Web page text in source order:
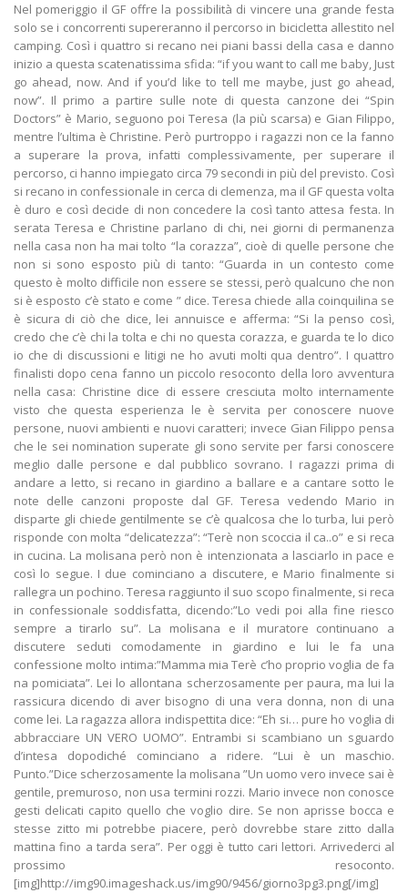
Nel pomeriggio il GF offre la possibilità di vincere una grande festa
solo se i concorrenti supereranno il percorso in bicicletta allestito nel
camping. Così i quattro si recano nei piani bassi della casa e danno
inizio a questa scatenatissima sfida: “if you want to call me baby, Just
go ahead, now. And if you’d like to tell me maybe, just go ahead,
now”. Il primo a partire sulle note di questa canzone dei “Spin
Doctors” è Mario, seguono poi Teresa (la più scarsa) e Gian Filippo,
mentre l’ultima è Christine. Però purtroppo i ragazzi non ce la fanno
a superare la prova, infatti complessivamente, per superare il
percorso, ci hanno impiegato circa 79 secondi in più del previsto. Così
si recano in confessionale in cerca di clemenza, ma il GF questa volta
è duro e così decide di non concedere la così tanto attesa festa. In
serata Teresa e Christine parlano di chi, nei giorni di permanenza
nella casa non ha mai tolto “la corazza”, cioè di quelle persone che
non si sono esposto più di tanto: “Guarda in un contesto come
questo è molto difficile non essere se stessi, però qualcuno che non
si è esposto c’è stato e come ” dice. Teresa chiede alla coinquilina se
è sicura di ciò che dice, lei annuisce e afferma: “Si la penso così,
credo che c’è chi la tolta e chi no questa corazza, e guarda te lo dico
io che di discussioni e litigi ne ho avuti molti qua dentro”. I quattro
finalisti dopo cena fanno un piccolo resoconto della loro avventura
nella casa: Christine dice di essere cresciuta molto internamente
visto che questa esperienza le è servita per conoscere nuove
persone, nuovi ambienti e nuovi caratteri; invece Gian Filippo pensa
che le sei nomination superate gli sono servite per farsi conoscere
meglio dalle persone e dal pubblico sovrano. I ragazzi prima di
andare a letto, si recano in giardino a ballare e a cantare sotto le
note delle canzoni proposte dal GF. Teresa vedendo Mario in
disparte gli chiede gentilmente se c’è qualcosa che lo turba, lui però
risponde con molta “delicatezza”: “Terè non scoccia il ca..o” e si reca
in cucina. La molisana però non è intenzionata a lasciarlo in pace e
così lo segue. I due cominciano a discutere, e Mario finalmente si
rallegra un pochino. Teresa raggiunto il suo scopo finalmente, si reca
in confessionale soddisfatta, dicendo:”Lo vedi poi alla fine riesco
sempre a tirarlo su”. La molisana e il muratore continuano a
discutere seduti comodamente in giardino e lui le fa una
confessione molto intima:”Mamma mia Terè c’ho proprio voglia de fa
na pomiciata”. Lei lo allontana scherzosamente per paura, ma lui la
rassicura dicendo di aver bisogno di una vera donna, non di una
come lei. La ragazza allora indispettita dice: “Eh si… pure ho voglia di
abbracciare UN VERO UOMO”. Entrambi si scambiano un sguardo
d’intesa dopodiché cominciano a ridere. “Lui è un maschio.
Punto.”Dice scherzosamente la molisana ”Un uomo vero invece sai è
gentile, premuroso, non usa termini rozzi. Mario invece non conosce
gesti delicati capito quello che voglio dire. Se non aprisse bocca e
stesse zitto mi potrebbe piacere, però dovrebbe stare zitto dalla
mattina fino a tarda sera”. Per oggi è tutto cari lettori. Arrivederci al
prossimo resoconto.
[img]http://img90.imageshack.us/img90/9456/giorno3pg3.png[/img]